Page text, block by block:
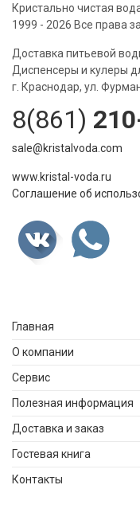
Кристально чистая
1999 - 2026 Все права
Доставка питьевой
Диспенсеры и кулеры
г. Краснодар, ул.
8(861)
sale@kristalvoda.com
www.kristal-voda.ru
Соглашение об
Главная
О компании
Сервис
Полезная информация
Доставка и заказ
Гостевая книга
Контакты